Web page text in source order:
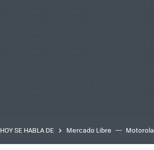
HOY SE HABLA DE Mercado Libre Motorola